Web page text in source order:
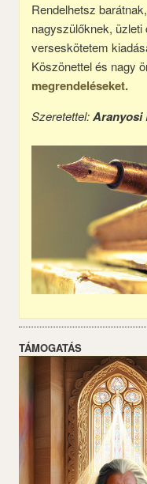
Rendelhetsz
nagyszülőknek, üzleti
verseskötetem
Köszönettel és nagy
megrendeléseket.
Szeretettel:Aranyosi
TÁMOGATÁS